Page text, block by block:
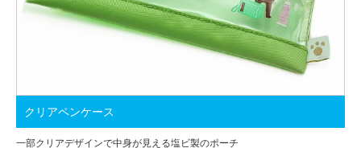
クリアペンケース
一部クリアデザインで中身が見える塩ビ製のポーチ